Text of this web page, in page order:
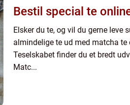
Bestil special te
Elsker du te, og vil du gerne leve
almindelige te ud med matcha
Teselskabet finder du et bredt
Matc...